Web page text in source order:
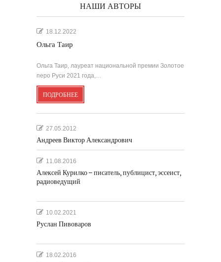
НАШИ АВТОРЫ
18.12.2022
Ольга Таир
Ольга Таир, лауреат национальной премии Золотое
перо Руси 2021 года,…
ПОДРОБНЕЕ
27.05.2012
Андреев Виктор Александрович
11.08.2016
Алексей Курилко – писатель, публицист, эссеист,
радиоведущий
10.02.2021
Руслан Пивоваров
18.02.2016